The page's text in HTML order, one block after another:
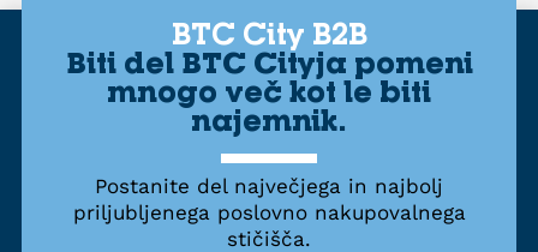
BTC City B2B
Biti del BTC Cityja pomeni
mnogo več kot le biti
najemnik.
Postanite del največjega in najbolj
priljubljenega poslovno nakupovalnega
stičišča.